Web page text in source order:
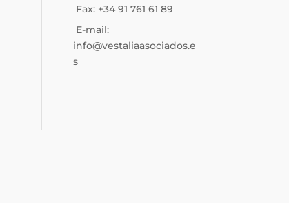
Fax: +34 91 761 61 89
E-mail:
info@vestaliaasociados.e
s